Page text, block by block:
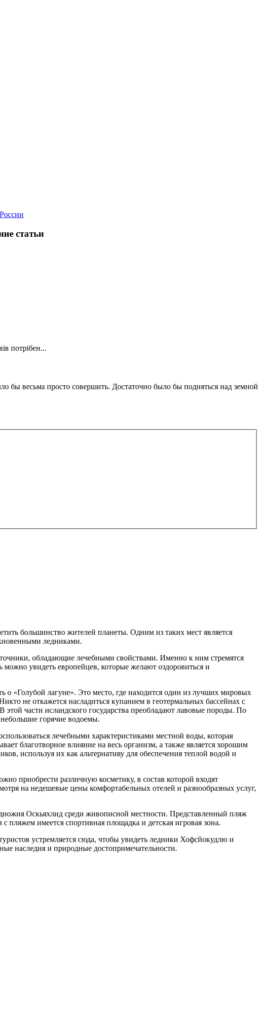
статьи
потрібен...
бы весьма просто совершить. Достаточно было бы подняться над земной
большинство жителей планеты. Одним из таких мест является
ледниками.
обладающие лечебными свойствами. Именно к ним стремятся
увидеть европейцев, которые желают оздоровиться и
о «Голубой лагуне». Это место, где находится один из лучших мировых
не откажется насладиться купанием в геотермальных бассейнах с
части исландского государства преобладают лавовые породы. По
горячие водоемы.
лечебными характеристиками местной воды, которая
благотворное влияние на весь организм, а также является хорошим
используя их как альтернативу для обеспечения теплой водой и
приобрести различную косметику, в состав которой входят
на недешевые цены комфортабельных отелей и разнообразных услуг,
Оскьяхлид среди живописной местности. Представленный пляж
пляжем имеется спортивная площадка и детская игровая зона.
устремляется сюда, чтобы увидеть ледники Хофсйокудлю и
наследия и природные достопримечательности.